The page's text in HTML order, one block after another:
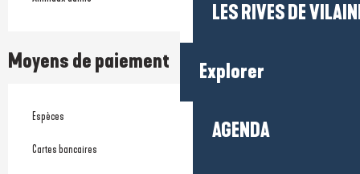
LES RIVES DE
Explorer
AGENDA
Moyens de paiement
Espèces
Cartes bancaires